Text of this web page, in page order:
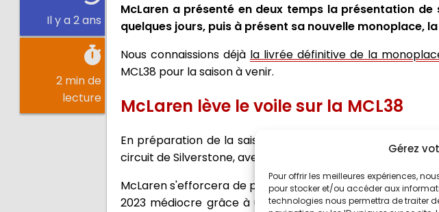
Gérez
Pour offrir les meilleures expériences,
pour stocker et/ou accéder aux
technologies nous permettra de traiter
Il y a 2 ans
2 min de
lecture
McLaren a présenté en deux temps la présentation
quelques jours, puis à présent sa nouvelle monoplace, la
Nous connaissions déjà la livrée définitive de la
MCL38 pour la saison à venir.
McLaren lève le voile sur la MCL38
En préparation de la saison 2024, l'équipe effectue
circuit de Silverstone, avec Lando Norris et Oscar Piastri
McLaren s'efforcera de poursuivre sa récente trajectoire
2023 médiocre grâce à un important programme de